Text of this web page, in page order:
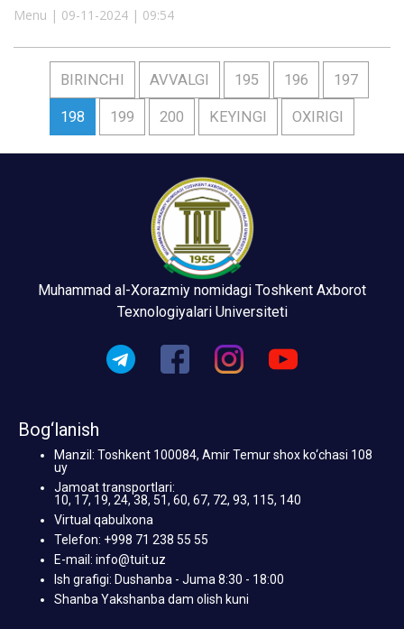
Menu | 09-11-2024 | 09:54
BIRINCHI AVVALGI 195 196 197
198 199 200 KEYINGI OXIRIGI
Muhammad al-Xorazmiy nomidagi Toshkent Axborot
Texnologiyalari Universiteti
Bog‘lanish
Manzil: Toshkent 100084, Amir Temur shox ko‘chasi 108
uy
Jamoat transportlari:
10, 17, 19, 24, 38, 51, 60, 67, 72, 93, 115, 140
Virtual qabulxona
Telefon: +998 71 238 55 55
E-mail: info@tuit.uz
Ish grafigi: Dushanba - Juma 8:30 - 18:00
Shanba Yakshanba dam olish kuni